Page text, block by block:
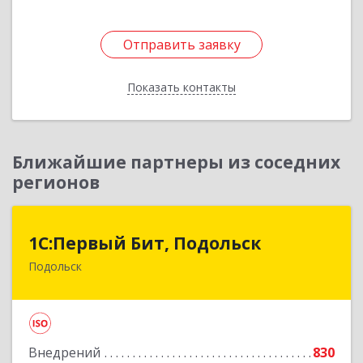
Отправить заявку
Показать контакты
Отправить заявку
Назад
Ближайшие партнеры из соседних
регионов
1С:Первый Бит, Подольск
Подольск
Внедрений 830
1С:Первый Бит, Подольск